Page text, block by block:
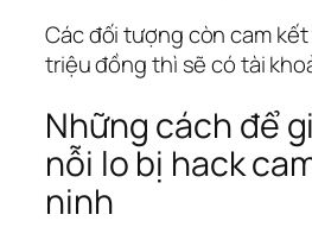
Các đối tượng còn cam kết
triệu đồng thì sẽ có tài
Những cách để
nỗi lo bị hack
ninh